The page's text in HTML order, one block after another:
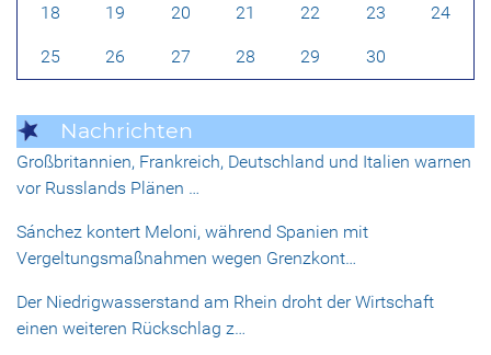
18 19 20 21 22 23 24
25 26 27 28 29 30
Nachrichten
Großbritannien, Frankreich, Deutschland und Italien warnen
vor Russlands Plänen …
Sánchez kontert Meloni, während Spanien mit
Vergeltungsmaßnahmen wegen Grenzkont…
Der Niedrigwasserstand am Rhein droht der Wirtschaft
einen weiteren Rückschlag z…